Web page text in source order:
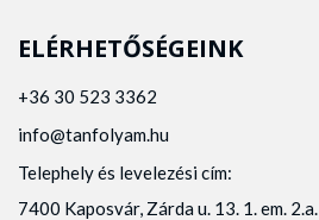
ELÉRHETŐSÉGEINK
+36 30 523 3362
info@tanfolyam.hu
Telephely és levelezési cím:
7400 Kaposvár, Zárda u. 13. 1. em. 2.a.